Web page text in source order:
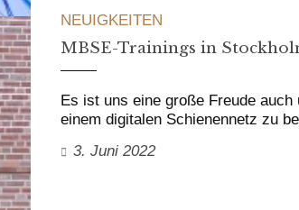
NEUIGKEITEN
MBSE-Trainings in
Es ist uns eine große Freude
einem digitalen Schienennetz zu
3. Juni 2022